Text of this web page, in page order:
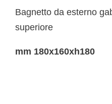
Bagnetto da esterno
superiore
mm 180x160xh180